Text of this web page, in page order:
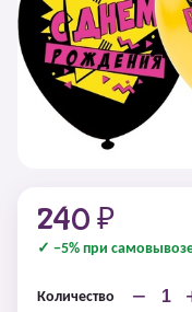
240 ₽
✓ −5% при
Количество −